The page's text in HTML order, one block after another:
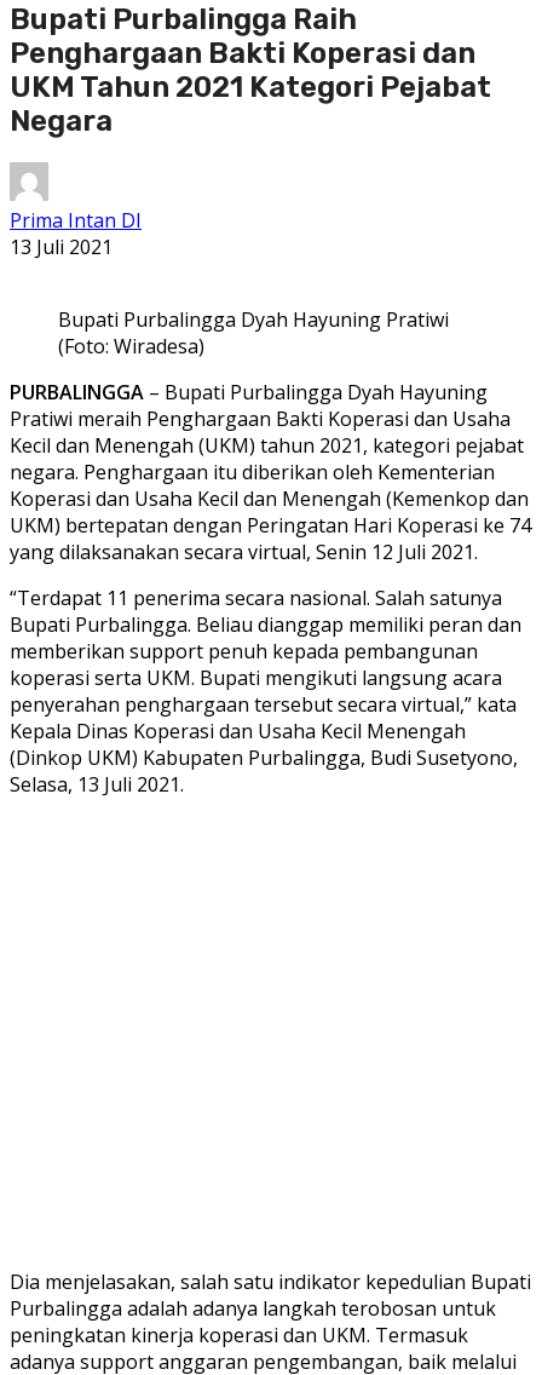
Bupati Purbalingga Raih
Penghargaan Bakti Koperasi dan
UKM Tahun 2021 Kategori Pejabat
Negara
Prima Intan DI
13 Juli 2021
Bupati Purbalingga Dyah Hayuning Pratiwi
(Foto: Wiradesa)
PURBALINGGA – Bupati Purbalingga Dyah Hayuning
Pratiwi meraih Penghargaan Bakti Koperasi dan Usaha
Kecil dan Menengah (UKM) tahun 2021, kategori pejabat
negara. Penghargaan itu diberikan oleh Kementerian
Koperasi dan Usaha Kecil dan Menengah (Kemenkop dan
UKM) bertepatan dengan Peringatan Hari Koperasi ke 74
yang dilaksanakan secara virtual, Senin 12 Juli 2021.
“Terdapat 11 penerima secara nasional. Salah satunya
Bupati Purbalingga. Beliau dianggap memiliki peran dan
memberikan support penuh kepada pembangunan
koperasi serta UKM. Bupati mengikuti langsung acara
penyerahan penghargaan tersebut secara virtual,” kata
Kepala Dinas Koperasi dan Usaha Kecil Menengah
(Dinkop UKM) Kabupaten Purbalingga, Budi Susetyono,
Selasa, 13 Juli 2021.
Dia menjelasakan, salah satu indikator kepedulian Bupati
Purbalingga adalah adanya langkah terobosan untuk
peningkatan kinerja koperasi dan UKM. Termasuk
adanya support anggaran pengembangan, baik melalui